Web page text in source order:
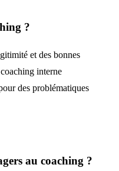
?
et des bonnes
interne
des problématiques
au coaching ?